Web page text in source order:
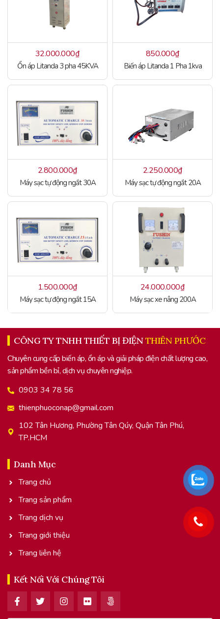
32.000.000₫
Ổn áp Litanda 3 pha 45KVA
850.000₫
Biến áp Litanda 1 Pha 1kva
2.800.000₫
Máy sạc tự động ngắt 30A
2.250.000₫
Máy sạc tự động ngắt 20A
1.500.000₫
Máy sạc tự động ngắt 15A
24.000.000₫
Máy sạc xe nâng 200A
CÔNG TY TNHH THIẾT BỊ ĐIỆNTHIÊN PHƯỚC
Chuyên cung cấp biến áp, ổn áp và giải pháp điện chất lượng cao,
sản phẩm bền bỉ, dịch vụ chuyên nghiệp.
0903 34 78 56
thienphuoconap@gmail.com
102 Tân Hương, Phường Tân Qúy, Quận Tân Phú,
TP.HCM
Danh Mục
Trang chủ
Trang sản phẩm
Trang dịch vụ
Trang giới thiệu
Trang liên hệ
Kết Nối Với Chúng Tôi